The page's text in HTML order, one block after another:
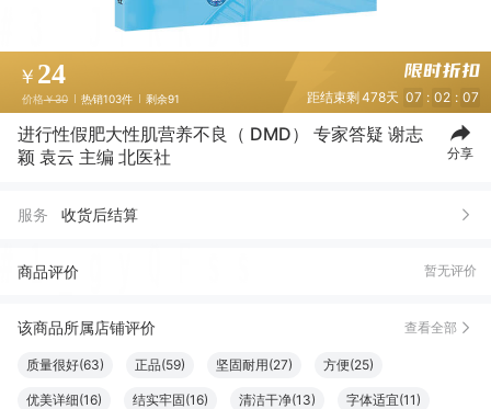
￥ 24
价格￥30 热销103件 剩余91 距结束剩 478天 07 : 02 : 06
进行性假肥大性肌营养不良（ DMD） 专家答疑 谢志
颖 袁云 主编 北医社
分享
服务 收货后结算
商品评价 暂无评价
该商品所属店铺评价 查看全部
质量很好(63) 正品(59) 坚固耐用(27) 方便(25)
优美详细(16) 结实牢固(16) 清洁干净(13) 字体适宜(11)